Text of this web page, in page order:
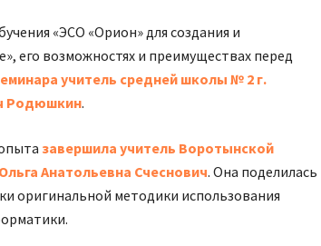
«ЭСО «Орион» для создания и
его возможностях и преимуществах перед
учитель средней школы № 2 г.
Родюшкин.
завершила учитель Воротынской
Ольга Анатольевна Счеснович. Она поделилась
оригинальной методики использования